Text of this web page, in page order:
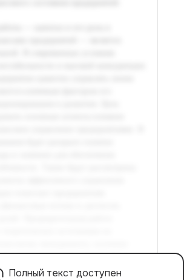
Полный текст доступен